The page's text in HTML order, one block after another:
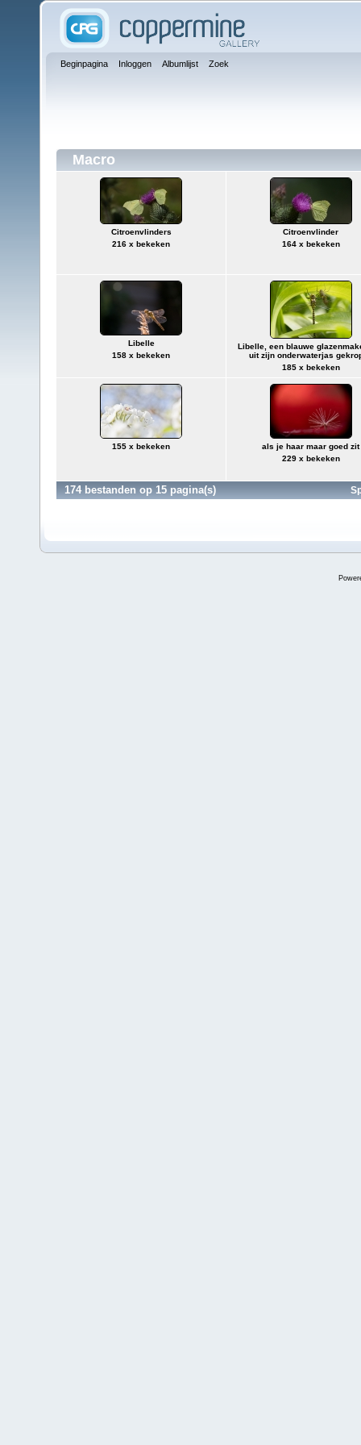
Beginpagina Inloggen Albumlijst Zoek
Macro
Citroenvlinders
216 x bekeken
Citroenvlinder
164 x bekeken
Libelle
158 x bekeken
Libelle, een blauwe
uit zijn onderwaterjas
185 x bekeken
155 x bekeken
als je haar maar goed zit
229 x bekeken
174 bestanden op 15 pagina(s)